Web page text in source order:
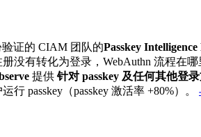
验证的 CIAM 团队的Passkey
册没有转化为登录，WebAuthn 流程
提供针对 passkey 及任何其他登
行 passkey（passkey 激活率 +80%）。